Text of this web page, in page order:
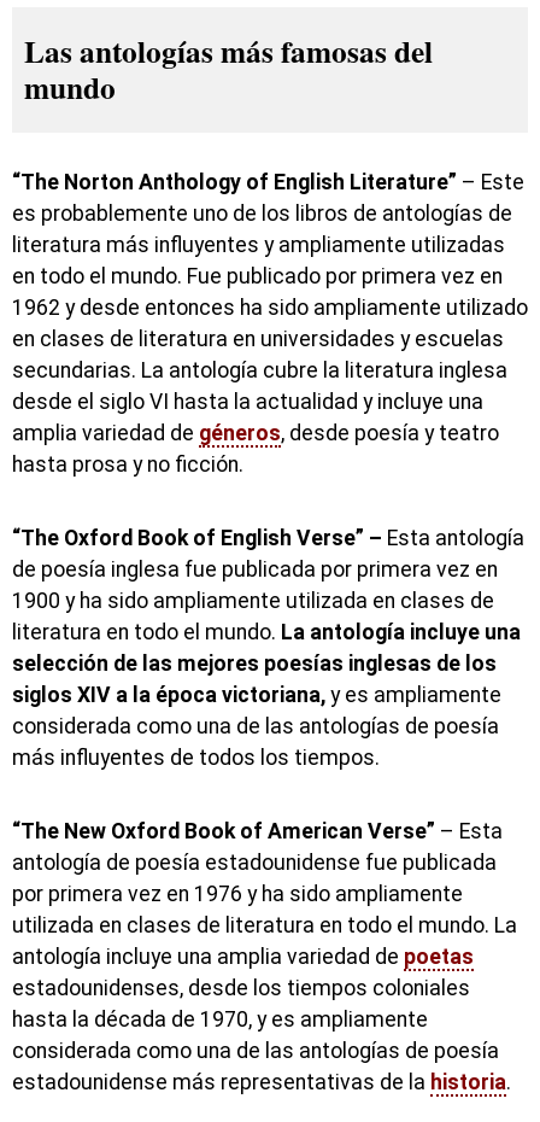
Las antologías más famosas del
mundo
“The Norton Anthology of English Literature” – Este
es probablemente uno de los libros de antologías de
literatura más influyentes y ampliamente utilizadas
en todo el mundo. Fue publicado por primera vez en
1962 y desde entonces ha sido ampliamente utilizado
en clases de literatura en universidades y escuelas
secundarias. La antología cubre la literatura inglesa
desde el siglo VI hasta la actualidad y incluye una
amplia variedad de géneros, desde poesía y teatro
hasta prosa y no ficción.
“The Oxford Book of English Verse” – Esta antología
de poesía inglesa fue publicada por primera vez en
1900 y ha sido ampliamente utilizada en clases de
literatura en todo el mundo. La antología incluye una
selección de las mejores poesías inglesas de los
siglos XIV a la época victoriana, y es ampliamente
considerada como una de las antologías de poesía
más influyentes de todos los tiempos.
“The New Oxford Book of American Verse” – Esta
antología de poesía estadounidense fue publicada
por primera vez en 1976 y ha sido ampliamente
utilizada en clases de literatura en todo el mundo. La
antología incluye una amplia variedad de poetas
estadounidenses, desde los tiempos coloniales
hasta la década de 1970, y es ampliamente
considerada como una de las antologías de poesía
estadounidense más representativas de la historia.